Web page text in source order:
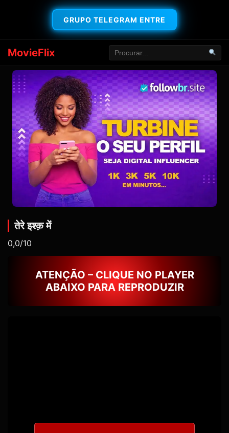
GRUPO TELEGRAM ENTRE
MovieFlix
तेरे इश्क़ में
0,0/10
ATENÇÃO – CLIQUE NO PLAYER
ABAIXO PARA REPRODUZIR